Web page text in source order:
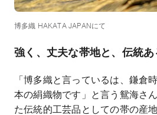
博多織 HAKATA JAPANにて
強く、丈夫な帯地と、 伝統
「博多織と言っているは、鎌倉
本の絹織物です」と言う鴛海さ
た伝統的工芸品としての帯の産